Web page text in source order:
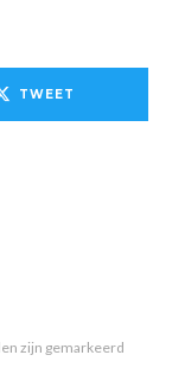
TWEET
zijn gemarkeerd